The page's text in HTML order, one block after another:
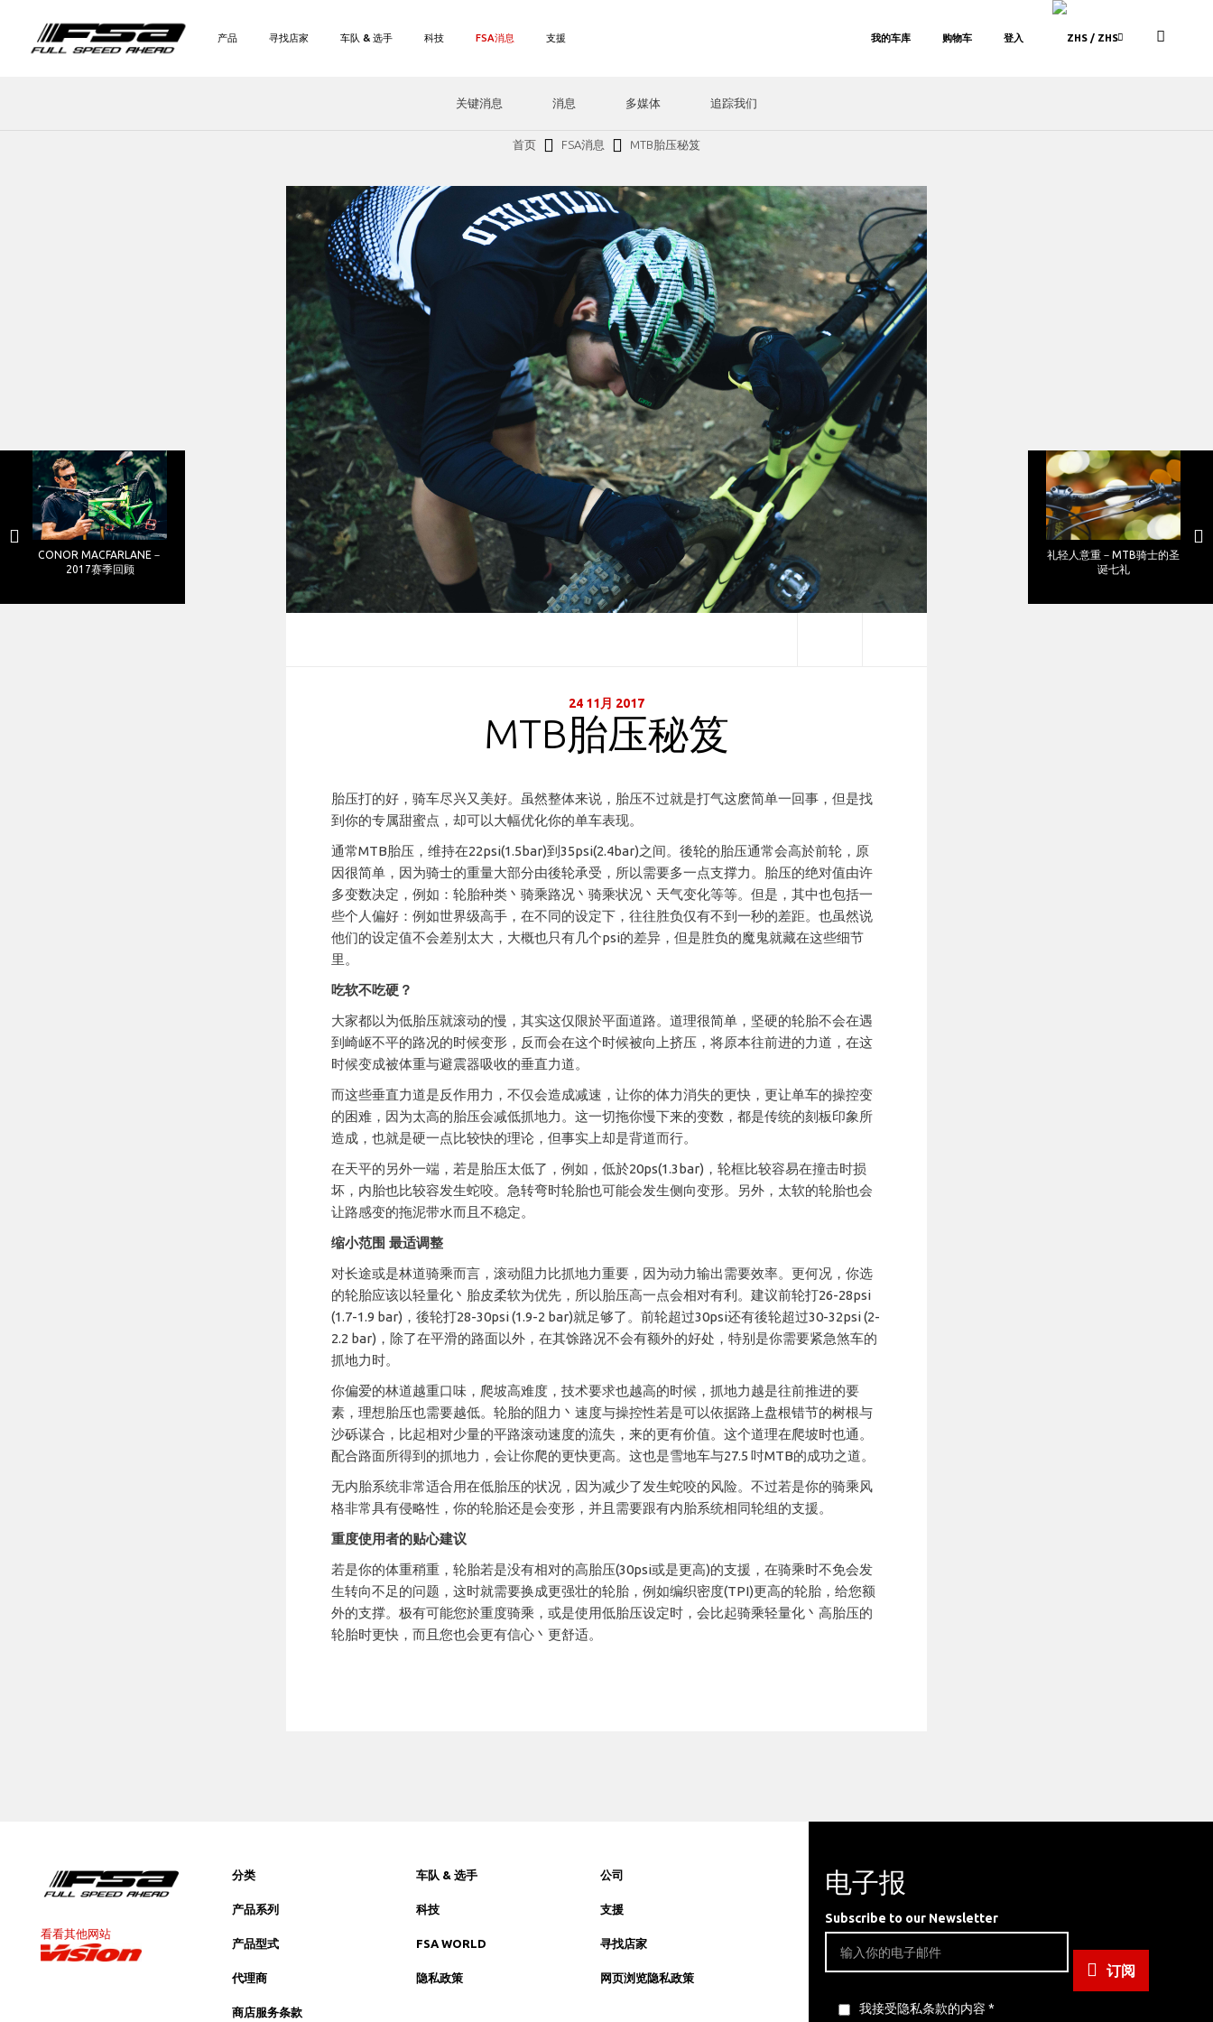
/ ZHS
我的车库 购物车 登入
产品 寻找店家 车队 & 选手 科技 FSA消息
关键消息 消息 多媒体 追踪我们
支援
首页 FSA消息 MTB胎压秘笈
CONOR MACFARLANE－
2017赛季回顾
礼轻人意重－MTB骑士的圣
诞七礼
24 11月 2017
MTB胎压秘笈
胎压打的好，骑车尽兴又美好。虽然整体来说，胎压不过就是打气这麽简单一回事，但是找
到你的专属甜蜜点，却可以大幅优化你的单车表现。
通常MTB胎压，维持在22psi(1.5bar)到35psi(2.4bar)之间。後轮的胎压通常会高於前轮，原
因很简单，因为骑士的重量大部分由後轮承受，所以需要多一点支撑力。胎压的绝对值由许
多变数决定，例如：轮胎种类丶骑乘路况丶骑乘状况丶天气变化等等。但是，其中也包括一
些个人偏好：例如世界级高手，在不同的设定下，往往胜负仅有不到一秒的差距。也虽然说
他们的设定值不会差别太大，大概也只有几个psi的差异，但是胜负的魔鬼就藏在这些细节
里。
吃软不吃硬？
大家都以为低胎压就滚动的慢，其实这仅限於平面道路。道理很简单，坚硬的轮胎不会在遇
到崎岖不平的路况的时候变形，反而会在这个时候被向上挤压，将原本往前进的力道，在这
时候变成被体重与避震器吸收的垂直力道。
而这些垂直力道是反作用力，不仅会造成减速，让你的体力消失的更快，更让单车的操控变
的困难，因为太高的胎压会减低抓地力。这一切拖你慢下来的变数，都是传统的刻板印象所
造成，也就是硬一点比较快的理论，但事实上却是背道而行。
在天平的另外一端，若是胎压太低了，例如，低於20ps(1.3bar)，轮框比较容易在撞击时损
坏，内胎也比较容发生蛇咬。急转弯时轮胎也可能会发生侧向变形。另外，太软的轮胎也会
让路感变的拖泥带水而且不稳定。
缩小范围 最适调整
对长途或是林道骑乘而言，滚动阻力比抓地力重要，因为动力输出需要效率。更何况，你选
的轮胎应该以轻量化丶胎皮柔软为优先，所以胎压高一点会相对有利。建议前轮打26-28psi
(1.7-1.9 bar)，後轮打28-30psi (1.9-2 bar)就足够了。前轮超过30psi还有後轮超过30-32psi (2-
2.2 bar)，除了在平滑的路面以外，在其馀路况不会有额外的好处，特别是你需要紧急煞车的
抓地力时。
你偏爱的林道越重口味，爬坡高难度，技术要求也越高的时候，抓地力越是往前推进的要
素，理想胎压也需要越低。轮胎的阻力丶速度与操控性若是可以依据路上盘根错节的树根与
沙砾谋合，比起相对少量的平路滚动速度的流失，来的更有价值。这个道理在爬坡时也通。
配合路面所得到的抓地力，会让你爬的更快更高。这也是雪地车与27.5 吋MTB的成功之道。
无内胎系统非常适合用在低胎压的状况，因为减少了发生蛇咬的风险。不过若是你的骑乘风
格非常具有侵略性，你的轮胎还是会变形，并且需要跟有内胎系统相同轮组的支援。
重度使用者的贴心建议
若是你的体重稍重，轮胎若是没有相对的高胎压(30psi或是更高)的支援，在骑乘时不免会发
生转向不足的问题，这时就需要换成更强壮的轮胎，例如编织密度(TPI)更高的轮胎，给您额
外的支撑。极有可能您於重度骑乘，或是使用低胎压设定时，会比起骑乘轻量化丶高胎压的
轮胎时更快，而且您也会更有信心丶更舒适。
看看其他网站
分类 车队 & 选手 公司
产品系列 科技 支援
产品型式 FSA WORLD 寻找店家
代理商 隐私政策 网页浏览隐私政策
商店服务条款
电子报
Subscribe to our Newsletter
订阅
我接受隐私条款的内容 *